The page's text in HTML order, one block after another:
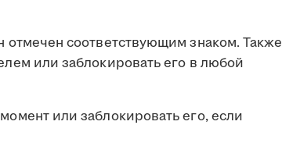
отмечен соответствующим знаком. Также
или заблокировать его в любой
или заблокировать его, если